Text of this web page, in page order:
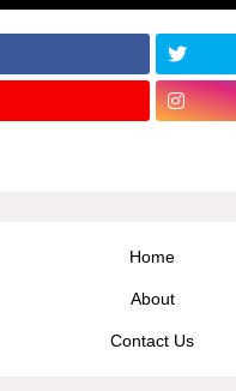
Home
About
Contact Us